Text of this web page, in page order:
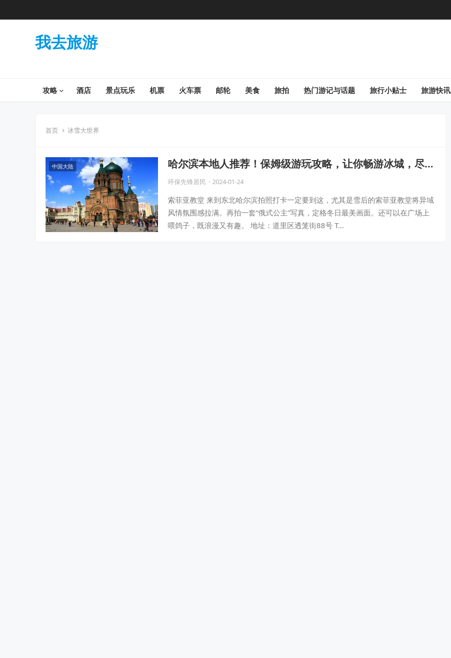
我去旅游
攻略 酒店 景点玩乐 机票 火车票 邮轮 美食 旅拍 热门游记与话题 旅行小贴士 旅游快讯
首页 冰雪大世界
中国大陆
哈尔滨本地人推荐！保姆级游玩攻略，让你畅游冰城，尽享
最地道的哈尔滨之旅！
环保先锋居民 · 2024-01-24
索菲亚教堂 来到东北哈尔滨拍照打卡一定要到这，尤其是雪后的索菲亚教堂将异域
风情氛围感拉满。再拍一套“俄式公主”写真，定格冬日最美画面。还可以在广场上
喂鸽子，既浪漫又有趣。 地址：道里区透笼街88号 T…